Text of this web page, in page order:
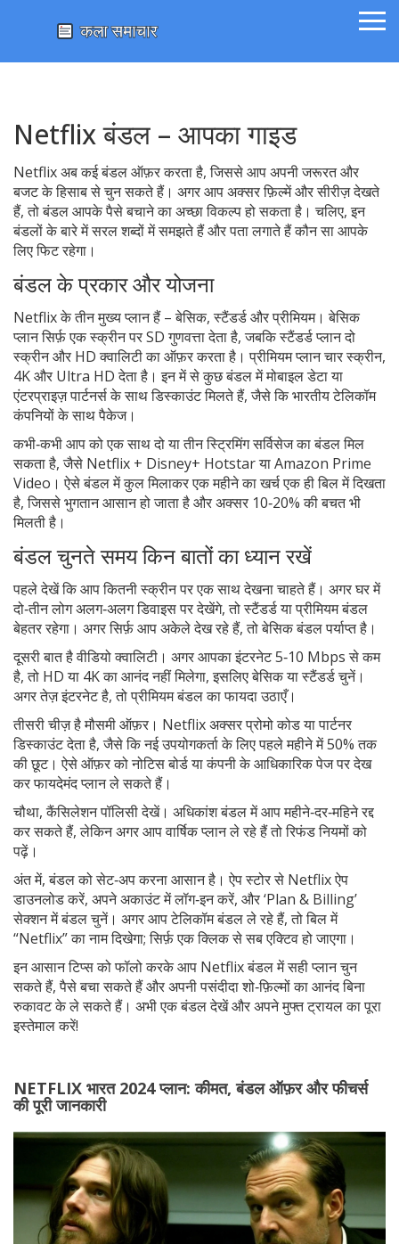
Netflix बंडल – आपका गाइड
Netflix अब कई बंडल ऑफ़र करता है, जिससे आप अपनी जरूरत और
बजट के हिसाब से चुन सकते हैं। अगर आप अक्सर फ़िल्में और सीरीज़ देखते
हैं, तो बंडल आपके पैसे बचाने का अच्छा विकल्प हो सकता है। चलिए, इन
बंडलों के बारे में सरल शब्दों में समझते हैं और पता लगाते हैं कौन सा आपके
लिए फिट रहेगा।
बंडल के प्रकार और योजना
Netflix के तीन मुख्य प्लान हैं – बेसिक, स्टैंडर्ड और प्रीमियम। बेसिक
प्लान सिर्फ़ एक स्क्रीन पर SD गुणवत्ता देता है, जबकि स्टैंडर्ड प्लान दो
स्क्रीन और HD क्वालिटी का ऑफ़र करता है। प्रीमियम प्लान चार स्क्रीन,
4K और Ultra HD देता है। इन में से कुछ बंडल में मोबाइल डेटा या
एंटरप्राइज़ पार्टनर्स के साथ डिस्काउंट मिलते हैं, जैसे कि भारतीय टेलिकॉम
कंपनियों के साथ पैकेज।
कभी‑कभी आप को एक साथ दो या तीन स्ट्रिमिंग सर्विसेज का बंडल मिल
सकता है, जैसे Netflix + Disney+ Hotstar या Amazon Prime
Video। ऐसे बंडल में कुल मिलाकर एक महीने का खर्च एक ही बिल में दिखता
है, जिससे भुगतान आसान हो जाता है और अक्सर 10‑20% की बचत भी
मिलती है।
बंडल चुनते समय किन बातों का ध्यान रखें
पहले देखें कि आप कितनी स्क्रीन पर एक साथ देखना चाहते हैं। अगर घर में
दो‑तीन लोग अलग‑अलग डिवाइस पर देखेंगे, तो स्टैंडर्ड या प्रीमियम बंडल
बेहतर रहेगा। अगर सिर्फ़ आप अकेले देख रहे हैं, तो बेसिक बंडल पर्याप्त है।
दूसरी बात है वीडियो क्वालिटी। अगर आपका इंटरनेट 5‑10 Mbps से कम
है, तो HD या 4K का आनंद नहीं मिलेगा, इसलिए बेसिक या स्टैंडर्ड चुनें।
अगर तेज़ इंटरनेट है, तो प्रीमियम बंडल का फायदा उठाएँ।
तीसरी चीज़ है मौसमी ऑफ़र। Netflix अक्सर प्रोमो कोड या पार्टनर
डिस्काउंट देता है, जैसे कि नई उपयोगकर्ता के लिए पहले महीने में 50% तक
की छूट। ऐसे ऑफ़र को नोटिस बोर्ड या कंपनी के आधिकारिक पेज पर देख
कर फायदेमंद प्लान ले सकते हैं।
चौथा, कैंसिलेशन पॉलिसी देखें। अधिकांश बंडल में आप महीने‑दर‑महिने रद्द
कर सकते हैं, लेकिन अगर आप वार्षिक प्लान ले रहे हैं तो रिफंड नियमों को
पढ़ें।
अंत में, बंडल को सेट‑अप करना आसान है। ऐप स्टोर से Netflix ऐप
डाउनलोड करें, अपने अकाउंट में लॉग‑इन करें, और ‘Plan & Billing’
सेक्शन में बंडल चुनें। अगर आप टेलिकॉम बंडल ले रहे हैं, तो बिल में
“Netflix” का नाम दिखेगा; सिर्फ़ एक क्लिक से सब एक्टिव हो जाएगा।
इन आसान टिप्स को फॉलो करके आप Netflix बंडल में सही प्लान चुन
सकते हैं, पैसे बचा सकते हैं और अपनी पसंदीदा शो‑फ़िल्मों का आनंद बिना
रुकावट के ले सकते हैं। अभी एक बंडल देखें और अपने मुफ्त ट्रायल का पूरा
इस्तेमाल करें!
NETFLIX भारत 2024 प्लान: कीमत, बंडल ऑफ़र और फीचर्स
की पूरी जानकारी